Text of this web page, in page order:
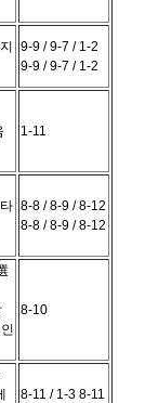
9-9 / 9-7 / 1-2
9-9 / 9-7 / 1-2
1-11
8-8 / 8-9 / 8-12
8-8 / 8-9 / 8-12
8-10
8-11 / 1-3 8-11